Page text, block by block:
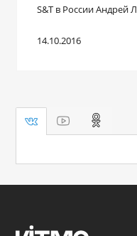
S&T в России Андрей
14.10.2016